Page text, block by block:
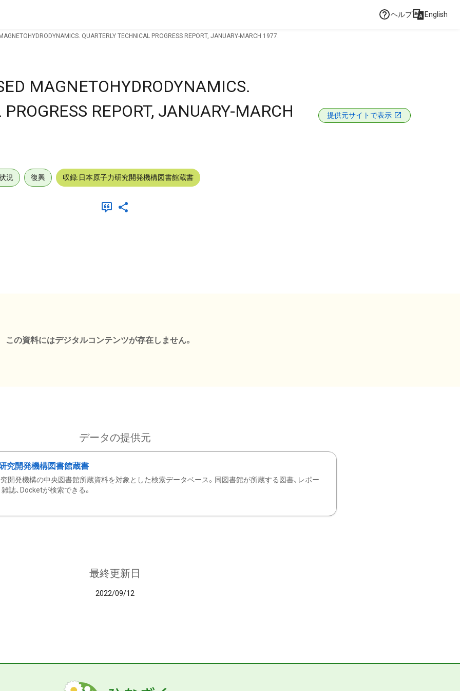
ヘルプ English
QUARTERLY TECHNICAL PROGRESS REPORT, JANUARY-MARCH 1977.
MAGNETOHYDRODYNAMICS.
REPORT, JANUARY-MARCH
提供元サイトで表示
況 復興 収録:日本原子力研究開発機構図書館蔵書
この資料にはデジタルコンテンツが存在しません。
データの提供元
究開発機構図書館蔵書
開発機構の中央図書館所蔵資料を対象とした検索データベース。同図書館が所蔵する図書、レポー
雑誌、Docketが検索できる。
最終更新日
2022/09/12